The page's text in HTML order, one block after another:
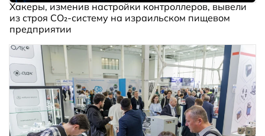
Хакеры, изменив настройки контроллеров, вывели
из строя CO₂-систему на израильском пищевом
предприятии